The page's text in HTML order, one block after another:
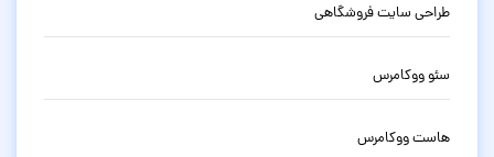
طراحی سایت فروشگاهی
سئو ووکامرس
هاست ووکامرس